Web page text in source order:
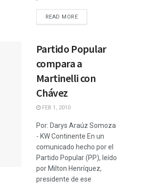
READ MORE
Partido Popular
compara a
Martinelli con
Chávez
FEB 1, 2010
Por: Darys Araúz Somoza
- KW Continente En un
comunicado hecho por el
Partido Popular (PP), leído
por Milton Henríquez,
presidente de ese